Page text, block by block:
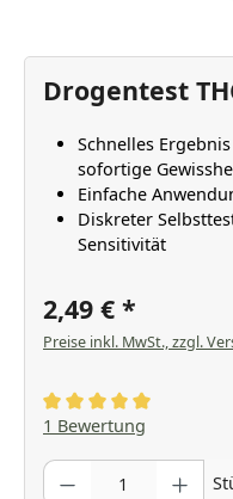
Drogentest
Schnelles
sofortige
Einfache
Diskreter
Sensitivität
2,49 €
Preise inkl. MwSt., zzgl.
Durchschnittliche
1 Bewertung
Produkt Anzahl: Gib den